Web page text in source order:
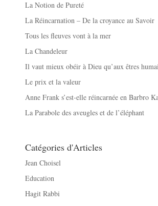
La Notion de Pureté
La Réincarnation – De la croyance au Savoir
Tous les fleuves vont à la mer
La Chandeleur
Il vaut mieux obéir à Dieu qu’aux êtres
Le prix et la valeur
Anne Frank s’est-elle réincarnée en Barbro
La Parabole des aveugles et de l’éléphant
Catégories d'Articles
Jean Choisel
Education
Hagit Rabbi